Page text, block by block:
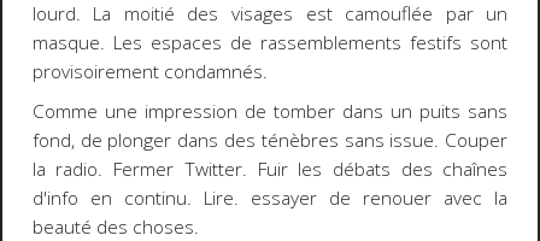
lourd. La moitié des visages est camouflée par un
masque. Les espaces de rassemblements festifs sont
provisoirement condamnés.
Comme une impression de tomber dans un puits sans
fond, de plonger dans des ténèbres sans issue. Couper
la radio. Fermer Twitter. Fuir les débats des chaînes
d'info en continu. Lire. essayer de renouer avec la
beauté des choses.